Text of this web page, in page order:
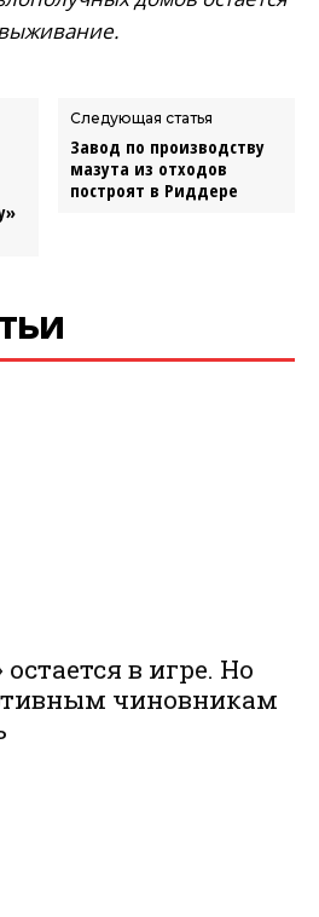
выживание.
Следующая статья
Завод по производству
мазута из отходов
построят в Риддере
в игре. Но
чиновникам